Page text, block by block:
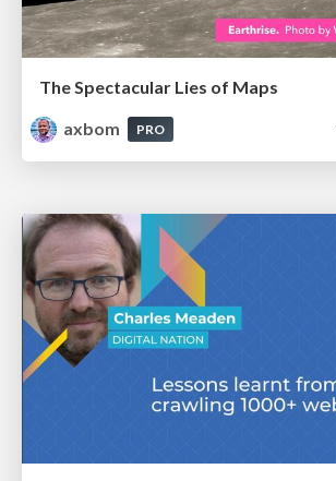
The Spectacular Lies of Maps
axbom
PRO